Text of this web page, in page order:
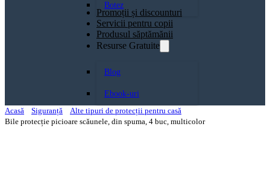
Botez
Promoții și discounturi
Servicii pentru copii
Produsul săptămănii
Resurse Gratuite
Blog
Ebook-uri
Acasă
Siguranță
Alte tipuri de protecții pentru casă
Bile protecție picioare scăunele, din spuma, 4 buc, multicolor